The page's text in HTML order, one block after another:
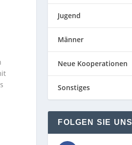
Jugend
Männer
Neue Kooperationen
Sonstiges
FOLGEN SIE UNS